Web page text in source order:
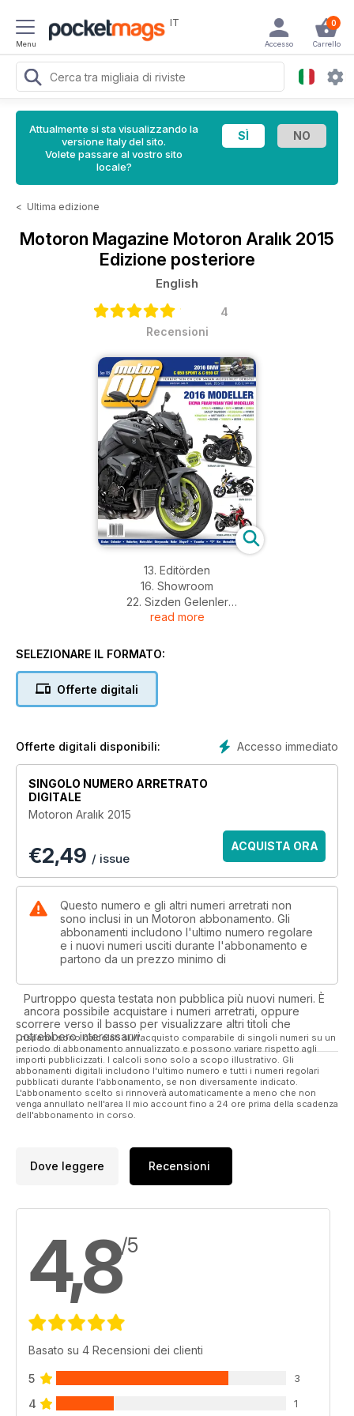
Menu
IT 0
Carrello
Accesso
Attualmente si sta visualizzando la
versione Italy del sito.
Volete passare al vostro sito
locale?
< Ultima edizione
Motoron Magazine Motoron Aralık 2015
Edizione posteriore
English
4
Recensioni
13. Editörden
16. Showroom
22. Sizden Gelenler
30. Haberler: Motosiklet Dünyasında
34. Prof. Dr. Yavuz Taşkıran: Bugün Pazar!..
38. Pervin Ozulu: Motorcular İnsanları Korkutuyor Mu?
40. Röportaj: Çınarlar Motor; İsa Çınar
74. 2Enduro: Cunda Kampı
92. Röportaj: Intercity İstanbul Park Satış ve Pazarlama
94. Röportaj: Türkiye Pist Şampiyonası Yarışçıları
96. “0” Km Motosiklet Fiyat Listesi Ve Teknik Özellikler
read more
SELEZIONARE IL FORMATO:
Offerte digitali
Accesso immediato
Offerte digitali disponibili:
SINGOLO NUMERO ARRETRATO
DIGITALE
Motoron Aralık 2015
€2,49 / issue
ACQUISTA ORA
Questo numero e gli altri numeri arretrati non
sono inclusi in un Motoron abbonamento. Gli
abbonamenti includono l'ultimo numero regolare
e i nuovi numeri usciti durante l'abbonamento e
partono da un prezzo minimo di
Purtroppo questa testata non pubblica più nuovi numeri. È
ancora possibile acquistare i numeri arretrati, oppure
scorrere verso il basso per visualizzare altri titoli che
potrebbero interessarvi.
I risparmi sono calcolati sull'acquisto comparabile di singoli numeri su un
periodo di abbonamento annualizzato e possono variare rispetto agli
importi pubblicizzati. I calcoli sono solo a scopo illustrativo. Gli
abbonamenti digitali includono l'ultimo numero e tutti i numeri regolari
pubblicati durante l'abbonamento, se non diversamente indicato.
L'abbonamento scelto si rinnoverà automaticamente a meno che non
venga annullato nell'area Il mio account fino a 24 ore prima della scadenza
dell'abbonamento in corso.
Dove leggere Recensioni
4,8/5
Basato su 4 Recensioni dei clienti
5 3
4 1